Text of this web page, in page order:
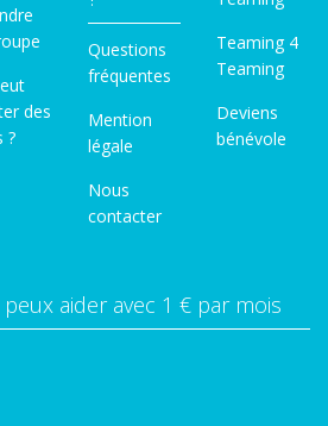
des
?
Questions
fréquentes
Mention
légale
Nous
contacter
Teaming 4
Teaming
Deviens
bénévole
aider avec 1 € par mois